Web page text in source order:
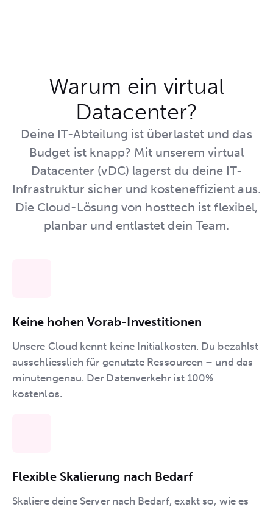
Warum ein virtual
Datacenter?
Deine IT-Abteilung ist überlastet und das
Budget ist knapp? Mit unserem virtual
Datacenter (vDC) lagerst du deine IT-
Infrastruktur sicher und kosteneffizient aus.
Die Cloud-Lösung von hosttech ist flexibel,
planbar und entlastet dein Team.
Keine hohen Vorab-Investitionen
Unsere Cloud kennt keine Initialkosten. Du bezahlst
ausschliesslich für genutzte Ressourcen – und das
minutengenau. Der Datenverkehr ist 100%
kostenlos.
Flexible Skalierung nach Bedarf
Skaliere deine Server nach Bedarf, exakt so, wie es